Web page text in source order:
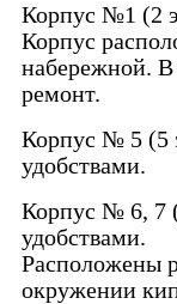
Корпус №1 (2
Корпус
набережной. В
ремонт.
Корпус № 5 (5
удобствами.
Корпус № 6, 7
удобствами.
Расположены
окружении